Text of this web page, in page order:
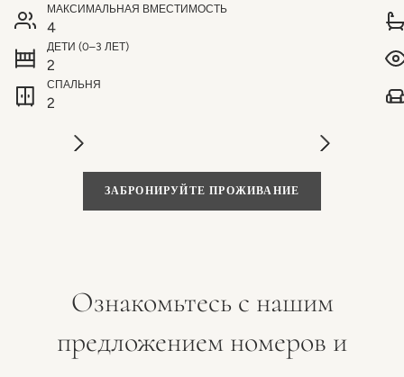
МАКСИМАЛЬНАЯ ВМЕСТИМОСТЬ
4
ДЕТИ (0–3 ЛЕТ)
2
СПАЛЬНЯ
2
ЗАБРОНИРУЙТЕ ПРОЖИВАНИЕ
Ознакомьтесь с нашим
предложением номеров и